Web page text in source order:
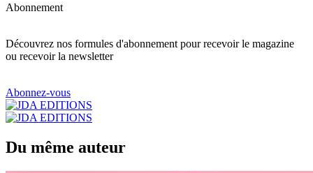
Abonnement
Découvrez nos formules d'abonnement pour recevoir le magazine
ou recevoir la newsletter
Abonnez-vous
Du même auteur